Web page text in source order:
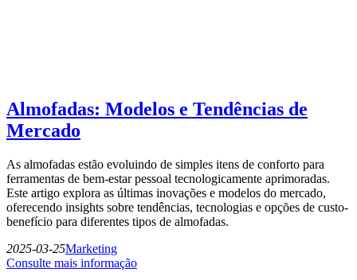
Almofadas: Modelos e Tendências de
Mercado
As almofadas estão evoluindo de simples itens de conforto para
ferramentas de bem-estar pessoal tecnologicamente aprimoradas.
Este artigo explora as últimas inovações e modelos do mercado,
oferecendo insights sobre tendências, tecnologias e opções de custo-
benefício para diferentes tipos de almofadas.
2025-03-25Marketing
Consulte mais informação